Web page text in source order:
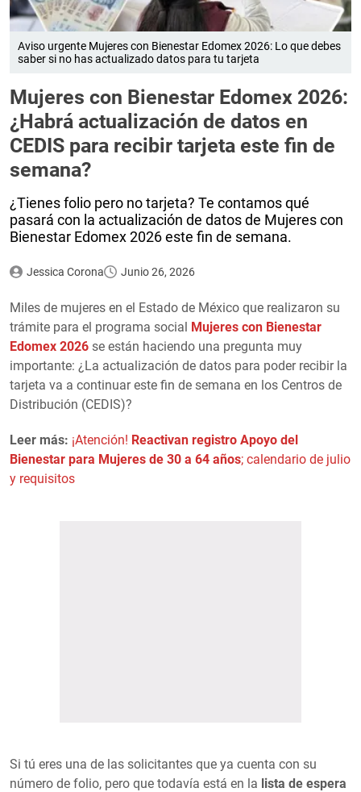
Aviso urgente Mujeres con Bienestar Edomex 2026: Lo que debes
saber si no has actualizado datos para tu tarjeta
Mujeres con Bienestar Edomex 2026:
¿Habrá actualización de datos en
CEDIS para recibir tarjeta este fin de
semana?
¿Tienes folio pero no tarjeta? Te contamos qué
pasará con la actualización de datos de Mujeres con
Bienestar Edomex 2026 este fin de semana.
Jessica Corona Junio 26, 2026
Miles de mujeres en el Estado de México que realizaron su
trámite para el programa social Mujeres con Bienestar
Edomex 2026 se están haciendo una pregunta muy
importante: ¿La actualización de datos para poder recibir la
tarjeta va a continuar este fin de semana en los Centros de
Distribución (CEDIS)?
Leer más: ¡Atención! Reactivan registro Apoyo del
Bienestar para Mujeres de 30 a 64 años; calendario de julio
y requisitos
Si tú eres una de las solicitantes que ya cuenta con su
número de folio, pero que todavía está en la lista de espera